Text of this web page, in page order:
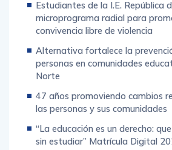
Estudiantes de la I.E. República
microprograma radial para
convivencia libre de violencia
Alternativa fortalece la
personas en comunidades
Norte
47 años promoviendo cambios
las personas y sus comunidades
“La educación es un derecho:
sin estudiar” Matrícula Digital